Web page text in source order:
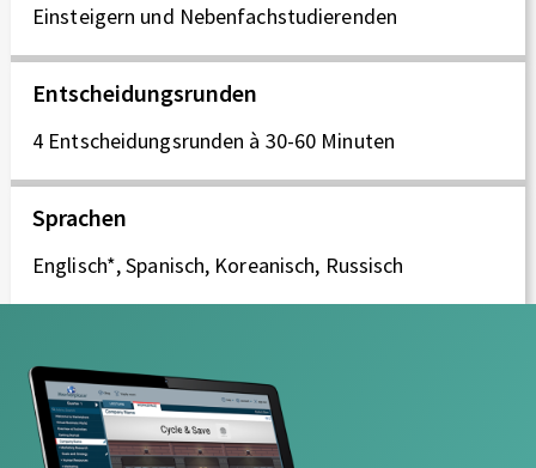
Einsteigern und Nebenfachstudierenden
Entscheidungsrunden
4 Entscheidungsrunden à 30-60 Minuten
Sprachen
Englisch*, Spanisch, Koreanisch, Russisch